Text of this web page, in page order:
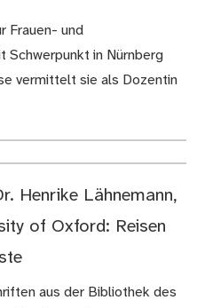
Frauen- und
Schwerpunkt in Nürnberg
vermittelt sie als Dozentin
Henrike Lähnemann,
of Oxford: Reisen
aus der Bibliothek des